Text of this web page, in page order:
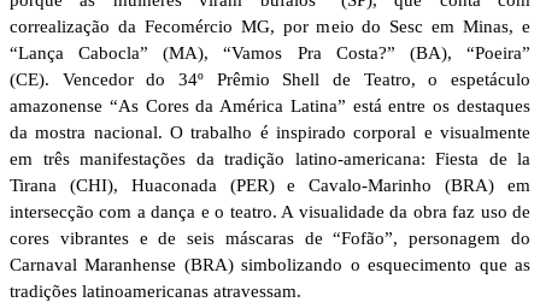
correalização da Fecomércio MG, por meio do Sesc em Minas, e
“Lança Cabocla” (MA), “Vamos Pra Costa?” (BA), “Poeira”
(CE). Vencedor do 34º Prêmio Shell de Teatro, o espetáculo
amazonense “As Cores da América Latina” está entre os destaques
da mostra nacional. O trabalho é inspirado corporal e visualmente
em três manifestações da tradição latino-americana: Fiesta de la
Tirana (CHI), Huaconada (PER) e Cavalo-Marinho (BRA) em
intersecção com a dança e o teatro. A visualidade da obra faz uso de
cores vibrantes e de seis máscaras de “Fofão”, personagem do
Carnaval Maranhense (BRA) simbolizando o esquecimento que as
tradições latinoamericanas atravessam.